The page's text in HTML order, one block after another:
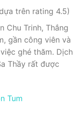
trên rating 4.5)
Chu Trinh, Thắng
gần công viên và
ghé thăm. Dịch
Thầy rất được
Tum